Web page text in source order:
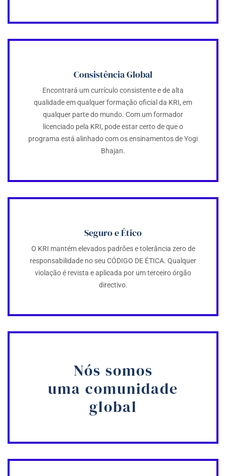
Consistência Global
Encontrará um currículo consistente e de alta
qualidade em qualquer formação oficial da KRI, em
qualquer parte do mundo. Com um formador
licenciado pela KRI, pode estar certo de que o
programa está alinhado com os ensinamentos de Yogi
Bhajan.
Seguro e Ético
O KRI mantém elevados padrões e tolerância zero de
responsabilidade no seu CÓDIGO DE ÉTICA. Qualquer
violação é revista e aplicada por um terceiro órgão
directivo.
Nós somos
uma comunidade
global